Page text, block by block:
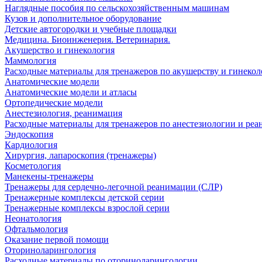
Наглядные пособия по сельскохозяйственным машинам
Кузов и дополнительное оборудование
Детские автогородки и учебные площадки
Медицина. Биоинженерия. Ветеринария.
Акушерство и гинекология
Маммология
Расходные материалы для тренажеров по акушерству и
Анатомические модели
Анатомические модели и атласы
Ортопедические модели
Анестезиология, реанимация
Расходные материалы для тренажеров по анестезиологии и
Эндоскопия
Кардиология
Хирургия, лапароскопия (тренажеры)
Косметология
Манекены-тренажеры
Тренажеры для сердечно-легочной реанимации (СЛР)
Тренажерные комплексы детской серии
Тренажерные комплексы взрослой серии
Неонатология
Офтальмология
Оказание первой помощи
Оториноларингология